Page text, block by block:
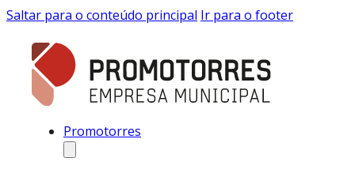
Saltar para o conteúdo principal Ir para o footer
Promotorres